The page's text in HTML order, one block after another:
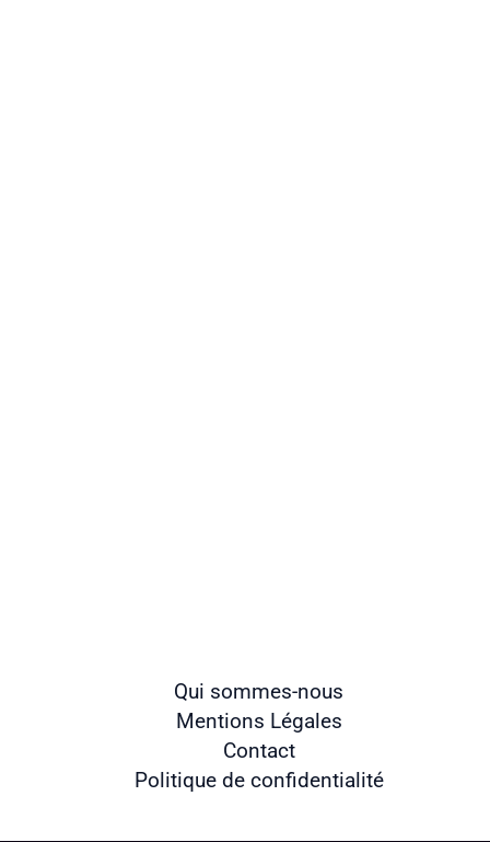
Qui sommes-nous
Mentions Légales
Contact
Politique de confidentialité